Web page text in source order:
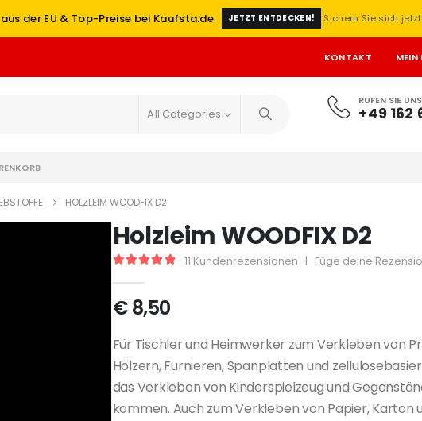
der EU & Top-Preise bei Kaufsta.de JETZT ENTDECKEN! Sichern Sie sich
KONTAKT
All Categories
RUFEN SIE
+49 162
HOLZLEIM WOODFIX D2
Holzleim WOODFIX D2
11 Kundenrezensionen | Füge deine
€8,50
Für Tischler und Heimwerker zum Verkleben von
Hölzern, Furnieren, Spanplatten und
das Verkleben von Kinderspielzeug und
kommen. Auch zum Verkleben von Papier, Karton